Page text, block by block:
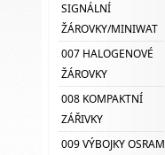
SIGNÁLNÍ
ŽÁROVKY/MINIWAT
007 HALOGENOVÉ
ŽÁROVKY
008 KOMPAKTNÍ
ZÁŘIVKY
009 VÝBOJKY OSRAM